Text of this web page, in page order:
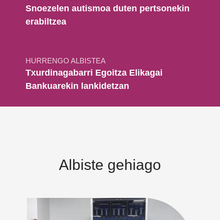
Snoezelen autismoa duten pertsonekin
erabiltzea
HURRENGO ALBISTEA
Txurdinagabarri Egoitza Elikagai
Bankuarekin lankidetzan
Albiste gehiago